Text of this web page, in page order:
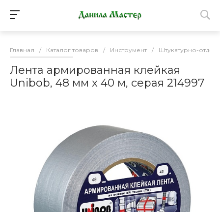
Главная / Каталог товаров / Инструмент / Штукатурно-
Лента армированная клейкая
Unibob, 48 мм x 40 м, серая 214997